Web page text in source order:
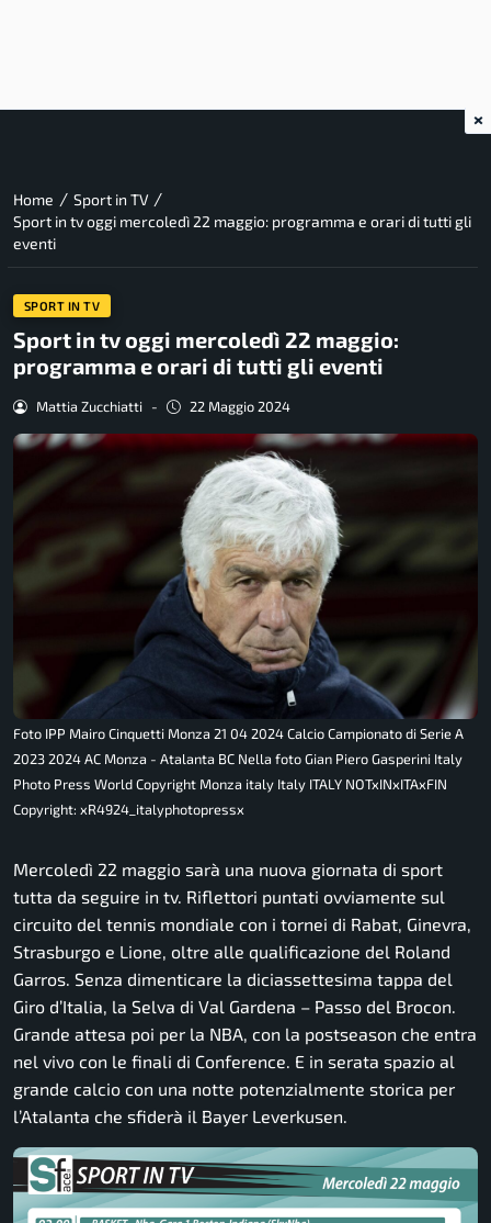
Home / Sport in TV /
Sport in tv oggi mercoledì 22 maggio: programma e orari di tutti gli
eventi
SPORT IN TV
Sport in tv oggi mercoledì 22 maggio:
programma e orari di tutti gli eventi
Mattia Zucchiatti - 22 Maggio 2024
Foto IPP Mairo Cinquetti Monza 21 04 2024 Calcio Campionato di Serie A
2023 2024 AC Monza - Atalanta BC Nella foto Gian Piero Gasperini Italy
Photo Press World Copyright Monza italy Italy ITALY NOTxINxITAxFIN
Copyright: xR4924_italyphotopressx
Mercoledì 22 maggio sarà una nuova giornata di sport
tutta da seguire in tv. Riflettori puntati ovviamente sul
circuito del tennis mondiale con i tornei di Rabat, Ginevra,
Strasburgo e Lione, oltre alle qualificazione del Roland
Garros. Senza dimenticare la diciassettesima tappa del
Giro d’Italia, la Selva di Val Gardena – Passo del Brocon.
Grande attesa poi per la NBA, con la postseason che entra
nel vivo con le finali di Conference. E in serata spazio al
grande calcio con una notte potenzialmente storica per
l’Atalanta che sfiderà il Bayer Leverkusen.
×